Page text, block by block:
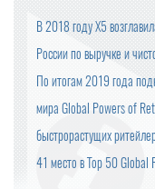
В 2018 году Х5
России по выручке и
По итогам 2019 года
мира Global Powers of
быстрорастущих
41 место в Top 50 Global